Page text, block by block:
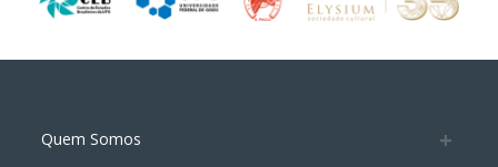
Quem Somos